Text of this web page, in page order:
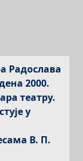
Радослава
2000.
театру.
у
В. П.